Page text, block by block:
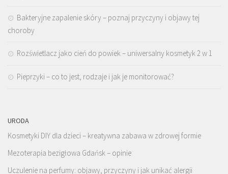
Bakteryjne zapalenie skóry – poznaj przyczyny i objawy tej
choroby
Rozświetlacz jako cień do powiek – uniwersalny kosmetyk 2 w 1
Pieprzyki – co to jest, rodzaje i jak je monitorować?
URODA
Kosmetyki DIY dla dzieci – kreatywna zabawa w zdrowej formie
Mezoterapia bezigłowa Gdańsk – opinie
Uczulenie na perfumy: objawy, przyczyny i jak unikać alergii